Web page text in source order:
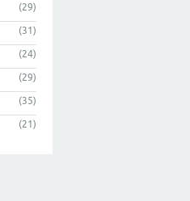
(29)
(31)
(24)
(29)
(35)
(21)